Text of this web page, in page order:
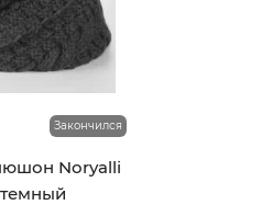
Закончился
Noryalli